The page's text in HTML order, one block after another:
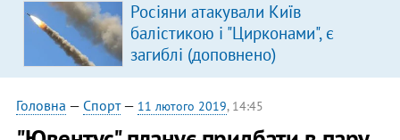
Росіяни атакували Київ
балістикою і "Цирконами", є
загиблі (доповнено)
Головна — Спорт— 11 лютого 2019, 14:45